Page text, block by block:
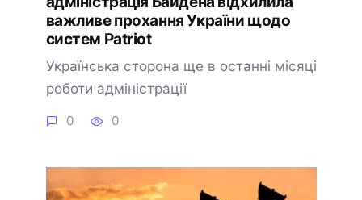
важливе прохання України щодо
систем Patriot
Українська сторона ще в останні місяці
роботи адміністрації
0 0